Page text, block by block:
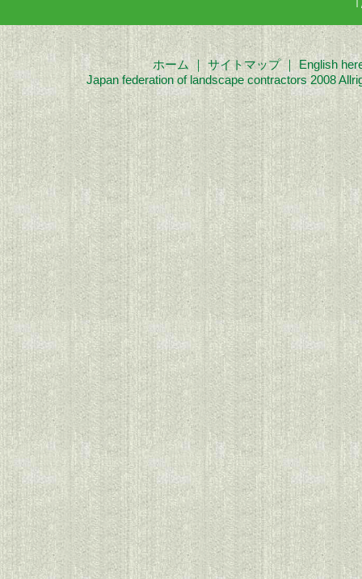
ホーム｜ サイトマップ｜ English
Japan federation of landscape contractors 2008